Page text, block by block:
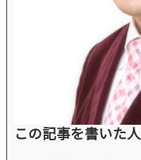
この記事を書いた人